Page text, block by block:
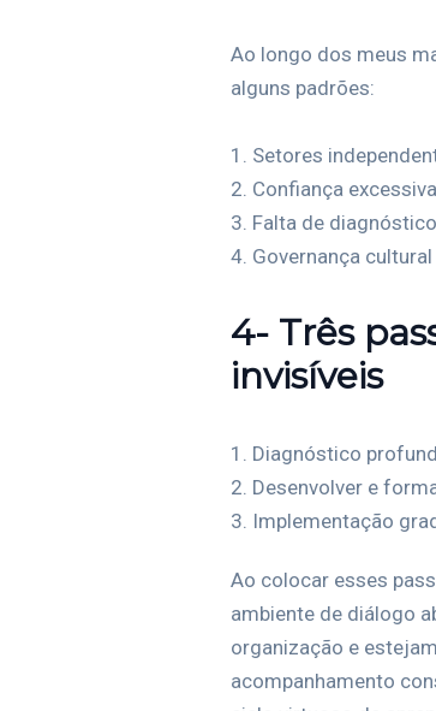
Ao longo dos meus
alguns padrões:
1. Setores
2. Confiança
3. Falta de
4. Governança
4- Três
invisíveis
1. Diagnóstico
2. Desenvolver e
3. Implementação
Ao colocar esses
ambiente de diálogo
organização e
acompanhamento